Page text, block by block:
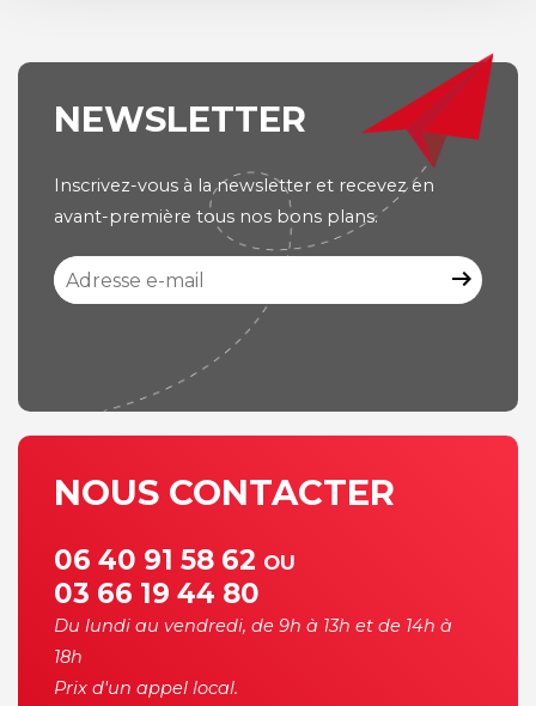
NEWSLETTER
Inscrivez-vous à la newsletter et recevez en
avant-première tous nos bons plans.
arrow_right_alt
NOUS CONTACTER
06 40 91 58 62 OU
03 66 19 44 80
Du lundi au vendredi, de 9h à 13h et de 14h à
18h
Prix d'un appel local.